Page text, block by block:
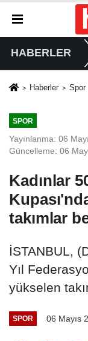
HABERLER
Haberler Spor
SPOR
Yayınlanma: 06
Güncelleme: 06
Kadınlar
takımlar
İSTANBUL,
Yıl
yükselen
SPOR 06 Mayıs